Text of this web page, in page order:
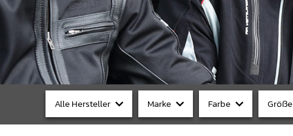
Alle Hersteller Marke Farbe Größe